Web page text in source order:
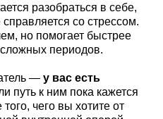
разобраться в себе,
со стрессом.
но помогает быстрее
периодов.
— у вас есть
путь к ним пока кажется
чего вы хотите от